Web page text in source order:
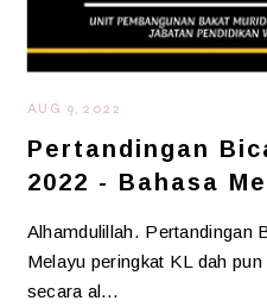
AUG 9, 2022
Pertandingan
2022 - Bahasa
Alhamdulillah. Pertandingan
Melayu peringkat KL dah
secara al…